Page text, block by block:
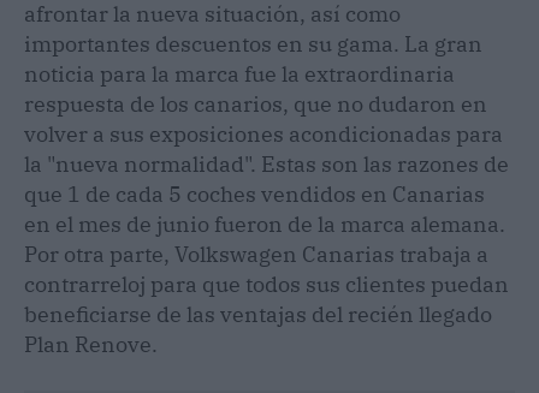
afrontar la nueva situación, así como
importantes descuentos en su gama. La gran
noticia para la marca fue la extraordinaria
respuesta de los canarios, que no dudaron en
volver a sus exposiciones acondicionadas para
la "nueva normalidad". Estas son las razones de
que 1 de cada 5 coches vendidos en Canarias
en el mes de junio fueron de la marca alemana.
Por otra parte, Volkswagen Canarias trabaja a
contrarreloj para que todos sus clientes puedan
beneficiarse de las ventajas del recién llegado
Plan Renove.